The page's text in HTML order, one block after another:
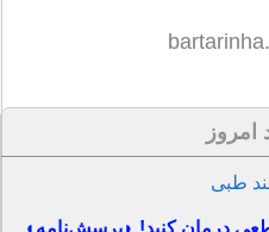
امروز
درمان کنید! ◗پرسش‌نامه◖